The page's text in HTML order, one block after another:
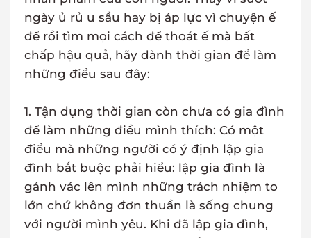
ngày ủ rủ u sầu hay bị áp lực vì chuyện ế
để rồi tìm mọi cách để thoát ế mà bất
chấp hậu quả, hãy dành thời gian để làm
những điều sau đây:
1. Tận dụng thời gian còn chưa có gia đình
để làm những điều mình thích: Có một
điều mà những người có ý định lập gia
đình bắt buộc phải hiểu: lập gia đình là
gánh vác lên mình những trách nhiệm to
lớn chứ không đơn thuần là sống chung
với người mình yêu. Khi đã lập gia đình,